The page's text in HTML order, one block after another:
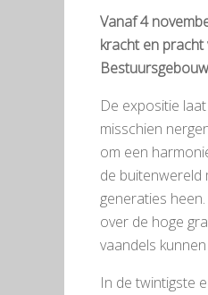
Vanaf 4
kracht en pracht
De expositie
misschien
om een
de buitenwereld
generaties
over de hoge
vaandels
In de twintigste